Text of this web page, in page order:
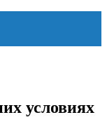
условиях